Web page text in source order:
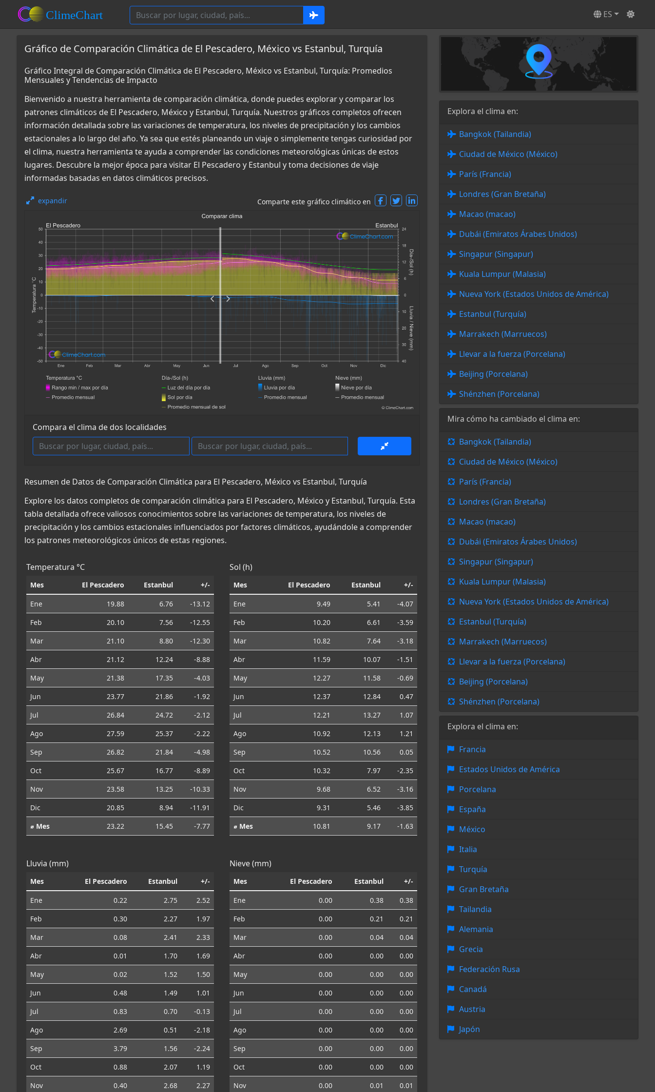
ES
Gráfico de Comparación Climática de El Pescadero, México vs Estanbul, Turquía
Gráfico Integral de Comparación Climática de El Pescadero, México vs Estanbul, Turquía: Promedios
Mensuales y Tendencias de Impacto
Bienvenido a nuestra herramienta de comparación climática, donde puedes explorar y comparar los
patrones climáticos de El Pescadero, México y Estanbul, Turquía. Nuestros gráficos completos ofrecen
información detallada sobre las variaciones de temperatura, los niveles de precipitación y los cambios
estacionales a lo largo del año. Ya sea que estés planeando un viaje o simplemente tengas curiosidad por
el clima, nuestra herramienta te ayuda a comprender las condiciones meteorológicas únicas de estos
lugares. Descubre la mejor época para visitar El Pescadero y Estanbul y toma decisiones de viaje
informadas basadas en datos climáticos precisos.
expandir Comparte este gráfico climático en
Compara el clima de dos localidades
Resumen de Datos de Comparación Climática para El Pescadero, México vs Estanbul, Turquía
Explore los datos completos de comparación climática para El Pescadero, México y Estanbul, Turquía. Esta
tabla detallada ofrece valiosos conocimientos sobre las variaciones de temperatura, los niveles de
precipitación y los cambios estacionales influenciados por factores climáticos, ayudándole a comprender
los patrones meteorológicos únicos de estas regiones.
Temperatura °C
Mes El Pescadero Estanbul +/-
Ene 19.88 6.76
-13.12
Feb
20.10 7.56
-12.55
Mar
21.10 8.80
-12.30
Abr
21.12 12.24
-8.88
May
21.38 17.35
-4.03
Jun
23.77 21.86
-1.92
Jul
26.84 24.72
-2.12
Ago
27.59 25.37
-2.22
Sep
26.82 21.84
-4.98
Oct
25.67 16.77
-8.89
Nov
23.58 13.25
-10.33
Dic
20.85 8.94
-11.91
⌀ Mes
23.22 15.45 -7.77
Sol (h)
Mes El Pescadero Estanbul +/-
Ene 9.49 5.41
-4.07
Feb
10.20 6.61
-3.59
Mar
10.82 7.64
-3.18
Abr
11.59 10.07
-1.51
May
12.27 11.58
-0.69
Jun
12.37 12.84
0.47
Jul
12.21 13.27
1.07
Ago
10.92 12.13
1.21
Sep
10.52 10.56
0.05
Oct
10.32 7.97
-2.35
Nov
9.68 6.52
-3.16
Dic
9.31 5.46
-3.85
⌀ Mes
10.81 9.17 -1.63
Lluvia (mm)
Mes El Pescadero Estanbul +/-
Ene 0.22 2.75
2.52
Feb
0.30 2.27
1.97
Mar
0.08 2.41
2.33
Abr
0.01 1.70
1.69
May
0.02 1.52
1.50
Jun
0.48 1.49
1.01
Jul
0.83 0.70
-0.13
Ago
2.69 0.51
-2.18
Sep
3.79 1.56
-2.24
Oct
0.88 2.07
1.19
Nov
0.40 2.68 2.27
Nieve (mm)
Mes El Pescadero Estanbul +/-
Ene 0.00 0.38
0.38
Feb
0.00 0.21
0.21
Mar
0.00 0.04
0.04
Abr
0.00 0.00
0.00
May
0.00 0.00
0.00
Jun
0.00 0.00
0.00
Jul
0.00 0.00
0.00
Ago
0.00 0.00
0.00
Sep
0.00 0.00
0.00
Oct
0.00 0.00
0.00
Nov
0.00 0.01 0.01
Explora el clima en:
Bangkok (Tailandia)
Ciudad de México (México)
París (Francia)
Londres (Gran Bretaña)
Macao (macao)
Dubái (Emiratos Árabes Unidos)
Singapur (Singapur)
Kuala Lumpur (Malasia)
Nueva York (Estados Unidos de América)
Estanbul (Turquía)
Marrakech (Marruecos)
Llevar a la fuerza (Porcelana)
Beijing (Porcelana)
Shénzhen (Porcelana)
Mira cómo ha cambiado el clima en:
Bangkok (Tailandia)
Ciudad de México (México)
París (Francia)
Londres (Gran Bretaña)
Macao (macao)
Dubái (Emiratos Árabes Unidos)
Singapur (Singapur)
Kuala Lumpur (Malasia)
Nueva York (Estados Unidos de América)
Estanbul (Turquía)
Marrakech (Marruecos)
Llevar a la fuerza (Porcelana)
Beijing (Porcelana)
Shénzhen (Porcelana)
Explora el clima en:
Francia
Estados Unidos de América
Porcelana
España
México
Italia
Turquía
Gran Bretaña
Tailandia
Alemania
Grecia
Federación Rusa
Canadá
Austria
Japón